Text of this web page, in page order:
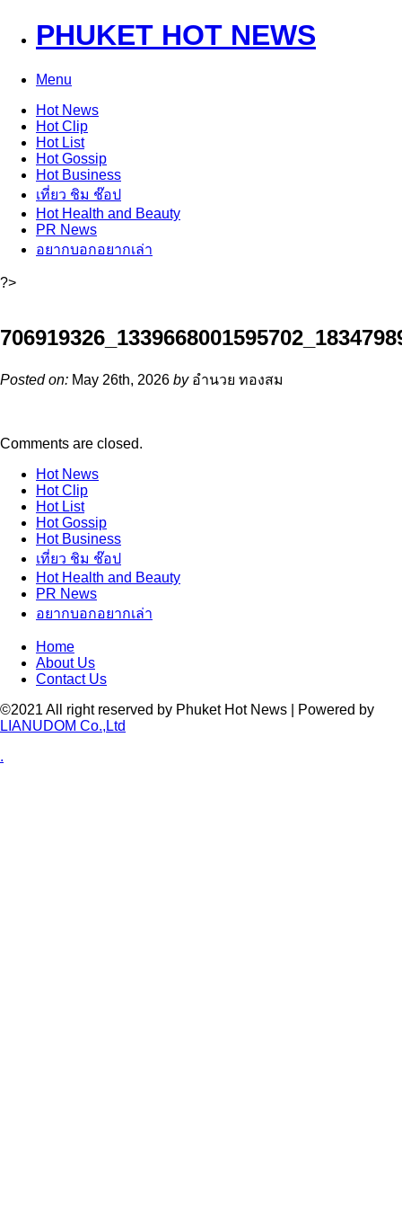
PHUKET HOT NEWS
Menu
HotNews
HotClip
HotList
HotGossip
HotBusiness
เที่ยว ชิม ช๊อป
HotHealth and Beauty
PR News
อยากบอกอยากเล่า
?>
Posted on: May 26th, 2026 byอำนวย ทองสม
Comments are closed.
HotNews
HotClip
HotList
HotGossip
HotBusiness
เที่ยว ชิม ช๊อป
HotHealth and Beauty
PR News
อยากบอกอยากเล่า
Home
About Us
Contact Us
©2021 All right reserved by Phuket Hot News | Powered by
LIANUDOM Co.,Ltd
.